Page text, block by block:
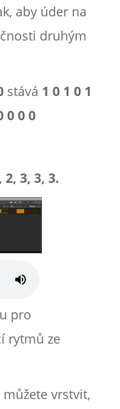
aby úder na
druhým
stává 1 0 1 0 1
0 0 0
2, 3, 3, 3.
pro
rytmů ze
můžete vrstvit,